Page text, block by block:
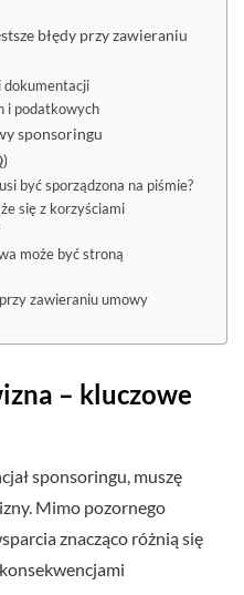
błędy przy zawieraniu
dokumentacji
i podatkowych
sponsoringu
być sporządzona na piśmie?
się z korzyściami
może być stroną
zawieraniu umowy
– kluczowe
sponsoringu, muszę
Mimo pozornego
znacząco różnią się